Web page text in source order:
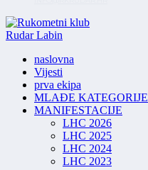
naslovna
Vijesti
prva ekipa
MLAĐE KATEGORIJE
MANIFESTACIJE
LHC 2026
LHC 2025
LHC 2024
LHC 2023